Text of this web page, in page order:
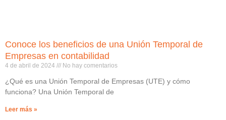
Conoce los beneficios de una Unión Temporal de
Empresas en contabilidad
4 de abril de 2024 No hay comentarios
¿Qué es una Unión Temporal de Empresas (UTE) y cómo
funciona? Una Unión Temporal de
Leer más »